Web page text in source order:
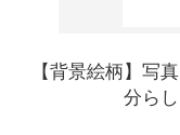
【背景絵柄】写
分ら